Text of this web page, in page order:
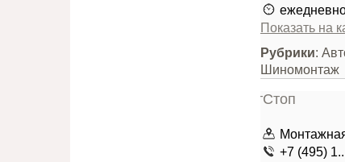
Показать на
Рубрики:
Шиномонтаж
+7 (495)